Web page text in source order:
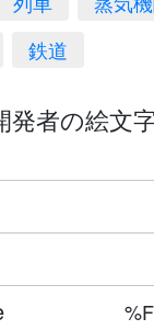
鉄道
者の絵文